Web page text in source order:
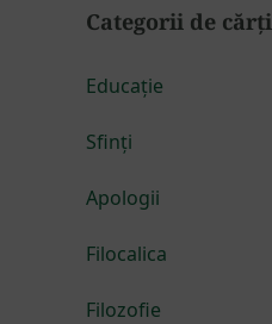
Categorii de cărți
Educație
Sfinți
Apologii
Filocalica
Filozofie